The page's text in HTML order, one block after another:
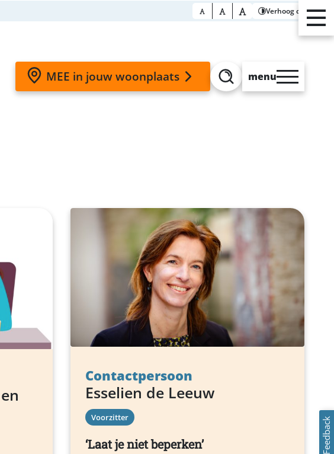
Feedback
Verhoog contrast
MEE in jouw woonplaats Zoeken
menu
Contactpersoon
Esselien de Leeuw
Voorzitter
Laat je niet beperken